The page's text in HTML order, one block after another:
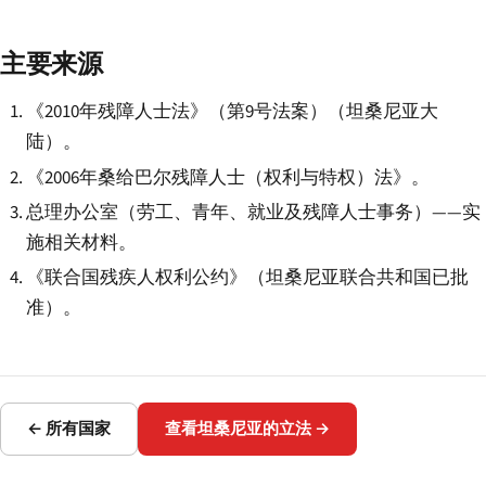
主要来源
《2010年残障人士法》（第9号法案）（坦桑尼亚大
陆）。
《2006年桑给巴尔残障人士（权利与特权）法》。
总理办公室（劳工、青年、就业及残障人士事务）——实
施相关材料。
《联合国残疾人权利公约》（坦桑尼亚联合共和国已批
准）。
← 所有国家 查看坦桑尼亚的立法 →